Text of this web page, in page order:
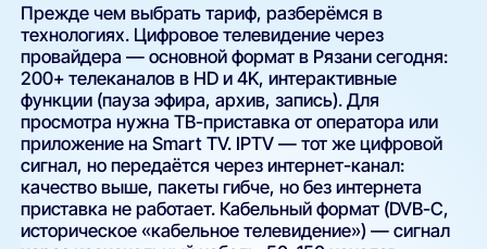
Прежде чем выбрать тариф, разберёмся в
технологиях. Цифровое телевидение через
провайдера — основной формат в Рязани сегодня:
200+ телеканалов в HD и 4K, интерактивные
функции (пауза эфира, архив, запись). Для
просмотра нужна ТВ-приставка от оператора или
приложение на Smart TV. IPTV — тот же цифровой
сигнал, но передаётся через интернет-канал:
качество выше, пакеты гибче, но без интернета
приставка не работает. Кабельный формат (DVB-C,
историческое «кабельное телевидение») — сигнал